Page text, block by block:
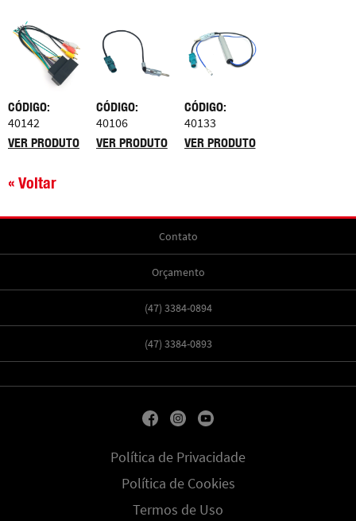
CÓDIGO:
40142
VER PRODUTO
CÓDIGO:
40106
VER PRODUTO
CÓDIGO:
40133
VER PRODUTO
« Voltar
Contato
Orçamento
(47) 3384-0894
(47) 3384-0893
Política de Privacidade
Política de Cookies
Termos de Uso